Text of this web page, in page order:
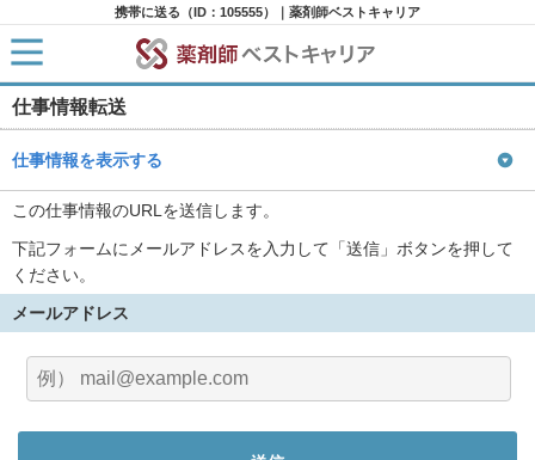
携帯に送る（ID：105555）｜薬剤師ベストキャリア
仕事情報転送
仕事情報を表示する
この仕事情報のURLを送信します。
下記フォームにメールアドレスを入力して「送信」ボタンを押して
ください。
メールアドレス
HOME
求人検索
新着求人
キャリアアドバイザー紹介
転職支援サービスに申し込む